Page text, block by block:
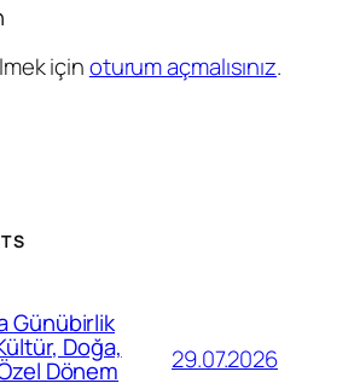
içinoturum açmalısınız.
Günübirlik
Doğa,
Dönem 29.07.2026